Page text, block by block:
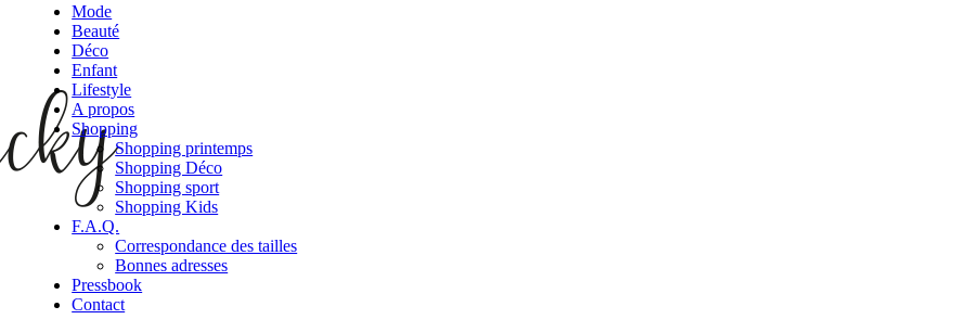
Mode
Beauté
Déco
Enfant
Lifestyle
A propos
Shopping
Shopping printemps
Shopping Déco
Shopping sport
Shopping Kids
F.A.Q.
Correspondance des tailles
Bonnes adresses
Pressbook
Contact